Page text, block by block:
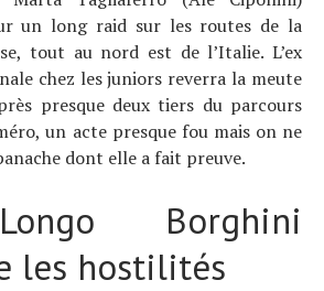
un long raid sur les routes de la
tout au nord est de l’Italie. L’ex
chez les juniors reverra la meute
presque deux tiers du parcours
un acte presque fou mais on ne
dont elle a fait preuve.
Borghini
les hostilités